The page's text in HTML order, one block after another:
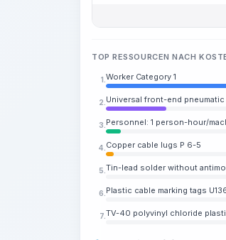
TOP RESSOURCEN NACH
1. Worker Category 1
2. Universal front-end
3. Personnel: 1 person-hour/
4. Copper cable lugs P 6-5
5. Tin-lead solder without
6. Plastic cable marking tags
7. TV-40 polyvinyl chloride